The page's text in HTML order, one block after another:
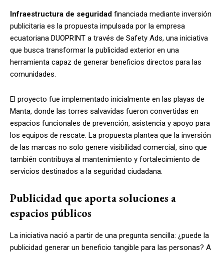
Infraestructura de seguridad financiada mediante inversión
publicitaria es la propuesta impulsada por la empresa
ecuatoriana DUOPRINT a través de Safety Ads, una iniciativa
que busca transformar la publicidad exterior en una
herramienta capaz de generar beneficios directos para las
comunidades.
El proyecto fue implementado inicialmente en las playas de
Manta, donde las torres salvavidas fueron convertidas en
espacios funcionales de prevención, asistencia y apoyo para
los equipos de rescate. La propuesta plantea que la inversión
de las marcas no solo genere visibilidad comercial, sino que
también contribuya al mantenimiento y fortalecimiento de
servicios destinados a la seguridad ciudadana.
Publicidad que aporta soluciones a
espacios públicos
La iniciativa nació a partir de una pregunta sencilla: ¿puede la
publicidad generar un beneficio tangible para las personas? A